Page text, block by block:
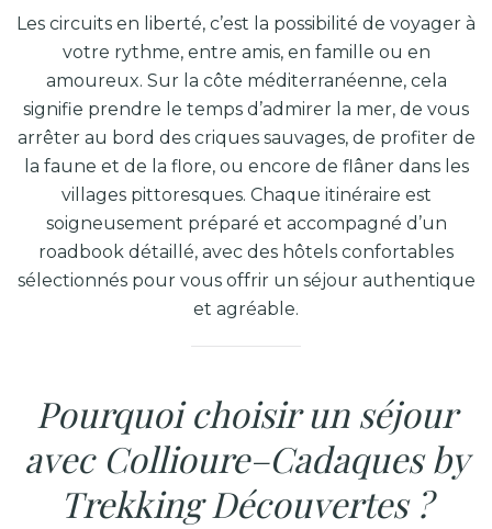
Les circuits en liberté, c’est la possibilité de voyager à
votre rythme, entre amis, en famille ou en
amoureux. Sur la côte méditerranéenne, cela
signifie prendre le temps d’admirer la mer, de vous
arrêter au bord des criques sauvages, de profiter de
la faune et de la flore, ou encore de flâner dans les
villages pittoresques. Chaque itinéraire est
soigneusement préparé et accompagné d’un
roadbook détaillé, avec des hôtels confortables
sélectionnés pour vous offrir un séjour authentique
et agréable.
Pourquoi choisir un séjour
avec Collioure–Cadaques by
Trekking Découvertes ?